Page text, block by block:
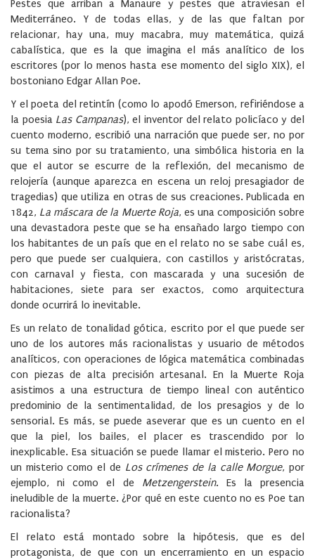
Pestes que arriban a Manaure y pestes que atraviesan el
Mediterráneo. Y de todas ellas, y de las que faltan por
relacionar, hay una, muy macabra, muy matemática, quizá
cabalística, que es la que imagina el más analítico de los
escritores (por lo menos hasta ese momento del siglo XIX), el
bostoniano Edgar Allan Poe.
Y el poeta del retintín (como lo apodó Emerson, refiriéndose a
la poesia Las Campanas), el inventor del relato policíaco y del
cuento moderno, escribió una narración que puede ser, no por
su tema sino por su tratamiento, una simbólica historia en la
que el autor se escurre de la reflexión, del mecanismo de
relojería (aunque aparezca en escena un reloj presagiador de
tragedias) que utiliza en otras de sus creaciones. Publicada en
1842, La máscara de la Muerte Roja, es una composición sobre
una devastadora peste que se ha ensañado largo tiempo con
los habitantes de un país que en el relato no se sabe cuál es,
pero que puede ser cualquiera, con castillos y aristócratas,
con carnaval y fiesta, con mascarada y una sucesión de
habitaciones, siete para ser exactos, como arquitectura
donde ocurrirá lo inevitable.
Es un relato de tonalidad gótica, escrito por el que puede ser
uno de los autores más racionalistas y usuario de métodos
analíticos, con operaciones de lógica matemática combinadas
con piezas de alta precisión artesanal. En la Muerte Roja
asistimos a una estructura de tiempo lineal con auténtico
predominio de la sentimentalidad, de los presagios y de lo
sensorial. Es más, se puede aseverar que es un cuento en el
que la piel, los bailes, el placer es trascendido por lo
inexplicable. Esa situación se puede llamar el misterio. Pero no
un misterio como el de Los crímenes de la calle Morgue, por
ejemplo, ni como el de Metzengerstein. Es la presencia
ineludible de la muerte. ¿Por qué en este cuento no es Poe tan
racionalista?
El relato está montado sobre la hipótesis, que es del
protagonista, de que con un encerramiento en un espacio